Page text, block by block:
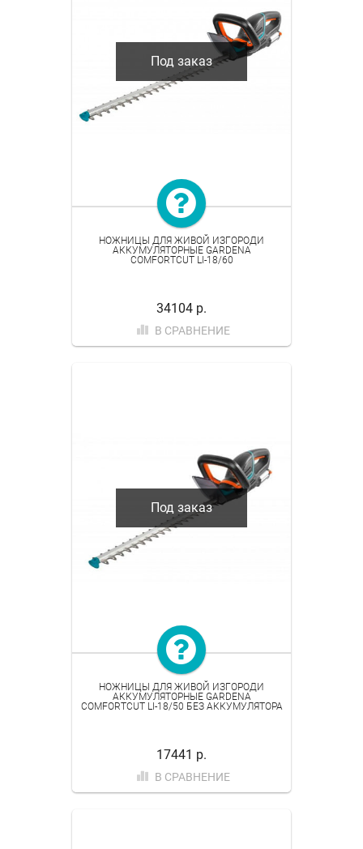
Под заказ
НОЖНИЦЫ ДЛЯ ЖИВОЙ ИЗГОРОДИ
АККУМУЛЯТОРНЫЕ GARDENA
COMFORTCUT LI-18/60
34104 р.
В СРАВНЕНИЕ
Под заказ
НОЖНИЦЫ ДЛЯ ЖИВОЙ ИЗГОРОДИ
АККУМУЛЯТОРНЫЕ GARDENA
COMFORTCUT LI-18/50 БЕЗ АККУМУЛЯТОРА
17441 р.
В СРАВНЕНИЕ